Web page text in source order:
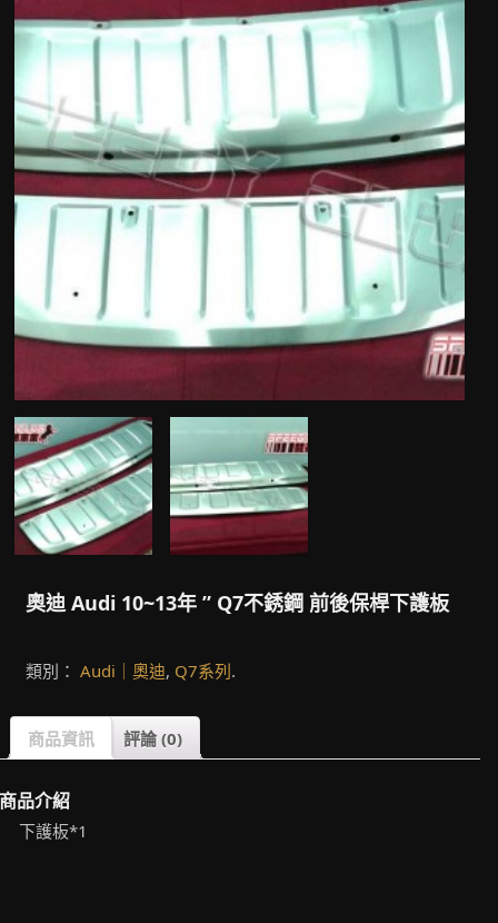
奧迪 Audi 10~13年 ” Q7不銹鋼 前後保桿下護板
類別： Audi｜奧迪, Q7系列.
商品資訊 評論 (0)
品介紹
下護板*1